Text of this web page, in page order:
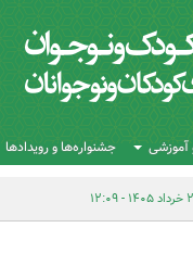
آموزشی جشنواره‌ها و رویدادها